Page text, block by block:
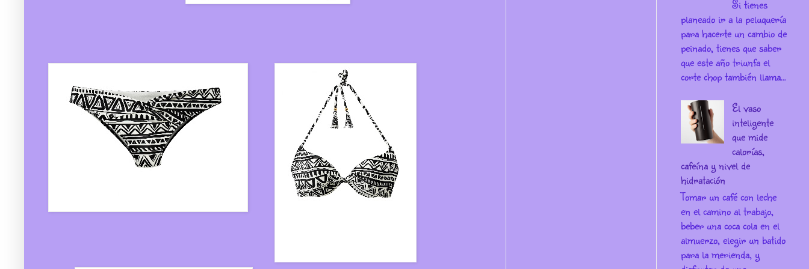
Si tienes
planeado ir a la peluquería
para hacerte un cambio de
peinado, tienes que saber
que este año triunfa el
corte chop también llama...
El vaso
inteligente
que mide
calorías,
cafeína y nivel de
hidratación
Tomar un café con leche
en el camino al trabajo,
beber una coca cola en el
almuerzo, elegir un batido
para la merienda, y